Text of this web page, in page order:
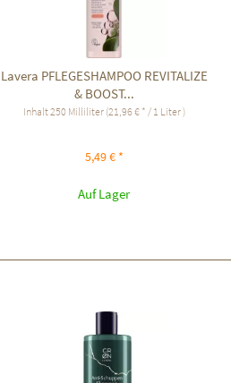
Lavera PFLEGESHAMPOO REVITALIZE
& BOOST...
Inhalt250 Milliliter (21,96 € * / 1 Liter )
5,49 € *
Auf Lager